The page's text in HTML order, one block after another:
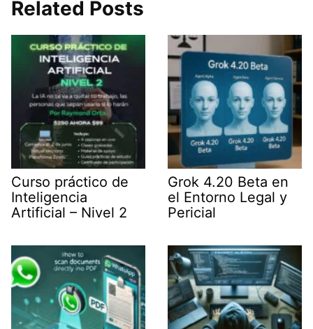
i
t
e
r
)
e
d
n
p
m
Related Posts
Curso práctico de
Inteligencia
Artificial – Nivel 2
Grok 4.20 Beta en
el Entorno Legal y
Pericial